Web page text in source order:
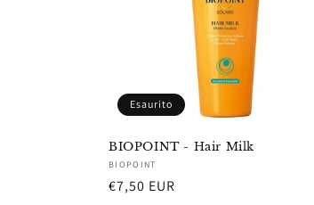
Esaurito
BIOPOINT - Hair Milk
Fornitore:
BIOPOINT
Prezzo
€7,50 EUR